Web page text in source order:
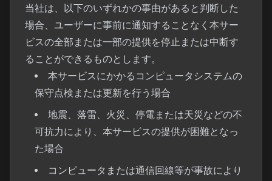
当社は、以下のいずれかの事由があると判断した
場合、ユーザーに事前に通知することなく本サー
ビスの全部または一部の提供を停止または中断す
ることができるものとします。
本サービスにかかるコンピュータシステムの
保守点検または更新を行う場合
地震、落雷、火災、停電または天災などの不
可抗力により、本サービスの提供が困難となっ
た場合
コンピュータまたは通信回線等が事故により